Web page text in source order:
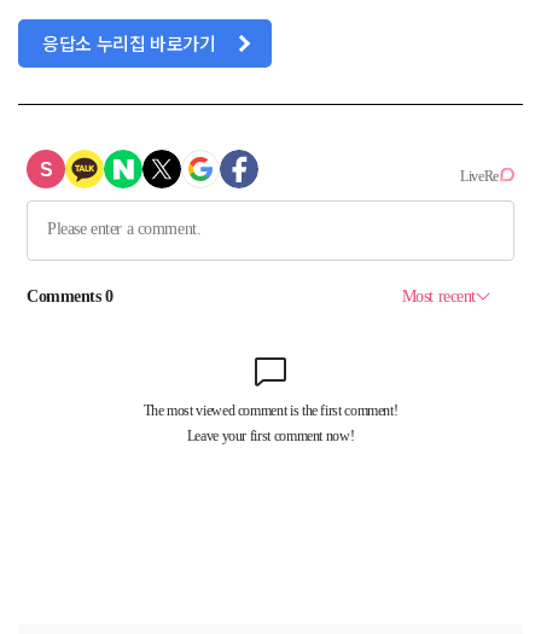
응답소 누리집 바로가기